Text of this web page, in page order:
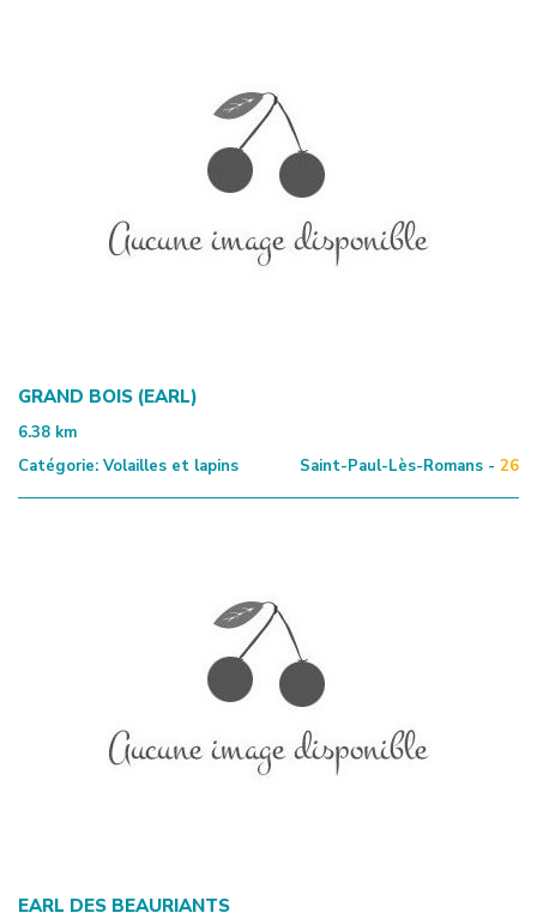
GRAND BOIS (EARL)
6.38 km
Catégorie: Volailles et lapins Saint-Paul-Lès-Romans - 26
EARL DES BEAURIANTS